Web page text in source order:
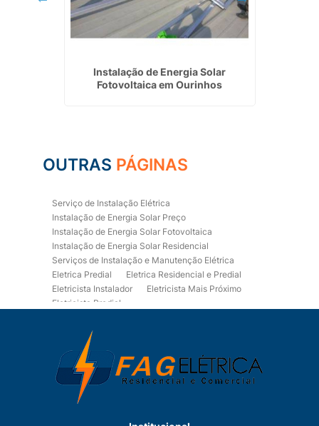
Instalação de Energia Solar
Fotovoltaica em Ourinhos
OUTRAS PÁGINAS
Serviço de Instalação Elétrica
Instalação de Energia Solar Preço
Instalação de Energia Solar Fotovoltaica
Instalação de Energia Solar Residencial
Serviços de Instalação e Manutenção Elétrica
Eletrica Predial
Eletrica Residencial e Predial
Eletricista Instalador
Eletricista Mais Próximo
Eletricista Predial
Eletricista Residencial
Eletricista Residencial E Predial
Eletricistas de Manutenção
Empresa de Instalações Elétricas
Empresa de Manutenção Eletrica
Empresa de Prestação de Serviços Eletricos